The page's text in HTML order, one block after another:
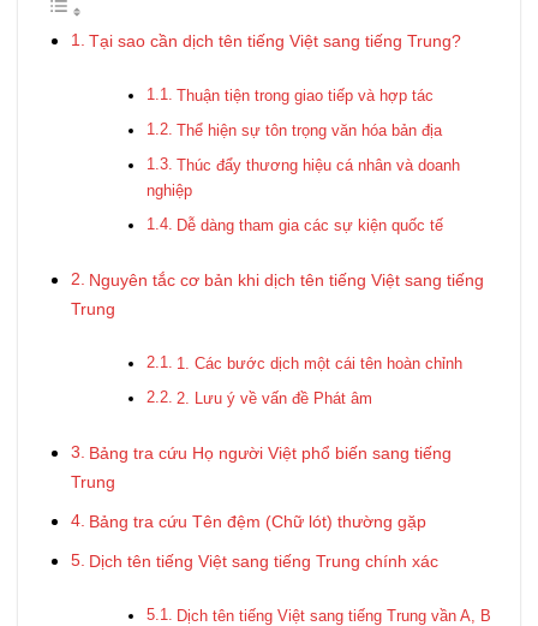
Tại sao cần dịch tên tiếng Việt sang tiếng Trung?
Thuận tiện trong giao tiếp và hợp tác
Thể hiện sự tôn trọng văn hóa bản địa
Thúc đẩy thương hiệu cá nhân và doanh
nghiệp
Dễ dàng tham gia các sự kiện quốc tế
Nguyên tắc cơ bản khi dịch tên tiếng Việt sang tiếng
Trung
1. Các bước dịch một cái tên hoàn chỉnh
2. Lưu ý về vấn đề Phát âm
Bảng tra cứu Họ người Việt phổ biến sang tiếng
Trung
Bảng tra cứu Tên đệm (Chữ lót) thường gặp
Dịch tên tiếng Việt sang tiếng Trung chính xác
Dịch tên tiếng Việt sang tiếng Trung vần A, B